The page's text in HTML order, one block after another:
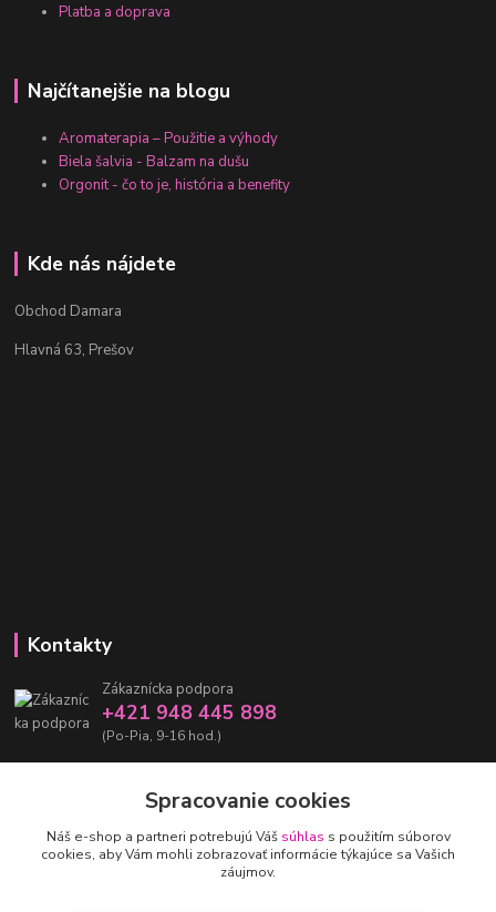
Platba a doprava
Najčítanejšie na blogu
Aromaterapia – Použitie a výhody
Biela šalvia - Balzam na dušu
Orgonit - čo to je, história a benefity
Kde nás nájdete
Obchod Damara
Hlavná 63, Prešov
Kontakty
Zákaznícka podpora
+421 948 445 898
(Po-Pia, 9-16 hod.)
Spracovanie cookies
Náš e-shop a partneri potrebujú Váš súhlas s použitím súborov
cookies, aby Vám mohli zobrazovať informácie týkajúce sa Vašich
záujmov.